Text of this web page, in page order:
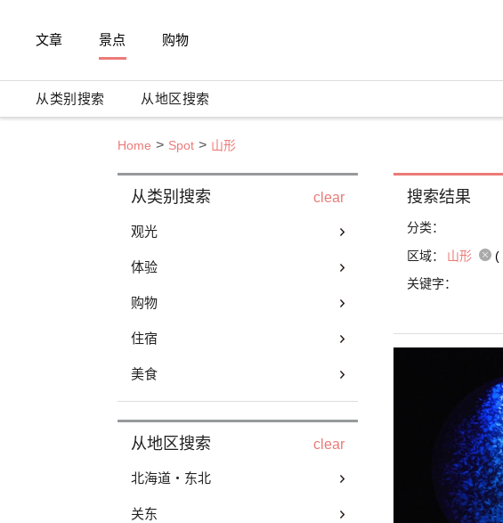
文章 景点 购物
从类别搜索 从地区搜索
Home Spot 山形
从类别搜索 clear
观光
体验
购物
住宿
美食
从地区搜索 clear
北海道・东北
关东
搜索结果
分类：
区域：
山形 (
关键字：